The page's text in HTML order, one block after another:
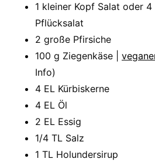
1 kleiner Kopf Salat oder
Pflücksalat
2 große Pfirsiche
100 g Ziegenkäse |
Info)
4 EL Kürbiskerne
4 EL Öl
2 EL Essig
1/4 TL Salz
1 TL Holundersirup